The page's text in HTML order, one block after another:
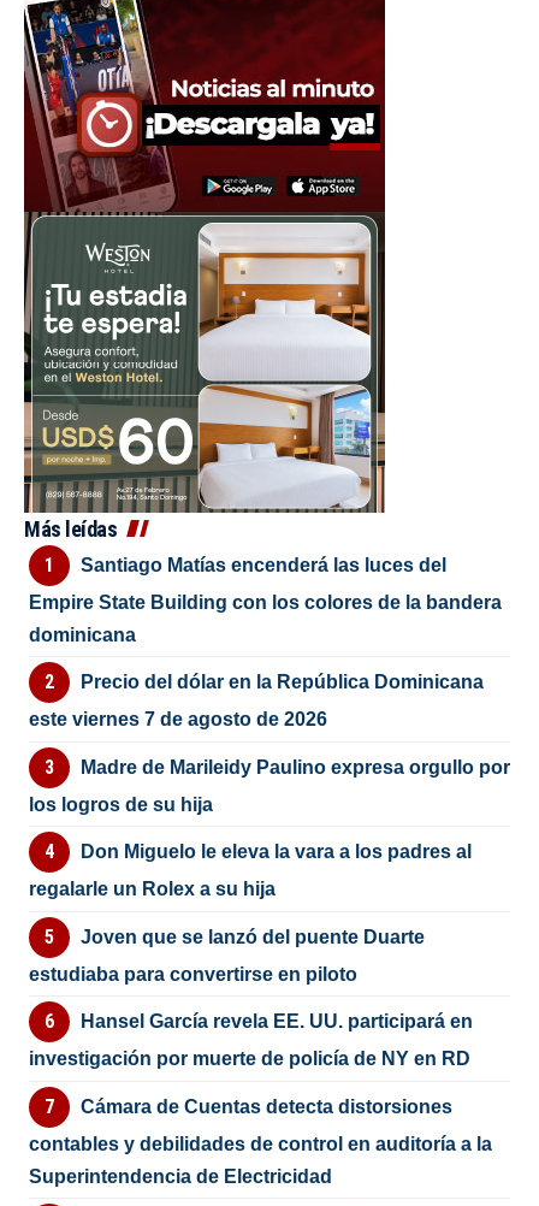
Más leídas
Santiago Matías encenderá las luces del
Empire State Building con los colores de la bandera
dominicana
Precio del dólar en la República Dominicana
este viernes 7 de agosto de 2026
Madre de Marileidy Paulino expresa orgullo por
los logros de su hija
Don Miguelo le eleva la vara a los padres al
regalarle un Rolex a su hija
Joven que se lanzó del puente Duarte
estudiaba para convertirse en piloto
Hansel García revela EE. UU. participará en
investigación por muerte de policía de NY en RD
Cámara de Cuentas detecta distorsiones
contables y debilidades de control en auditoría a la
Superintendencia de Electricidad